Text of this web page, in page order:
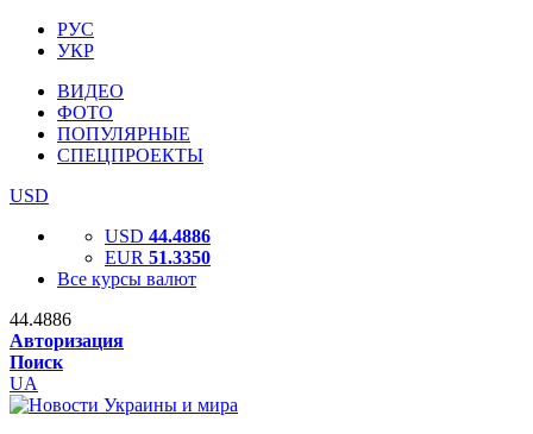
РУС
УКР
ВИДЕО
ФОТО
ПОПУЛЯРНЫЕ
СПЕЦПРОЕКТЫ
USD
USD 44.4886
EUR 51.3350
Все курсы валют
44.4886
Авторизация
Поиск
UA